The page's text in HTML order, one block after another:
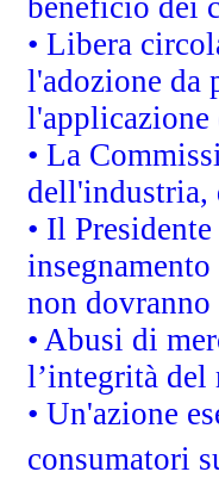
• Libera
l'adozione da
• La
dell'industria,
• Il
non dovranno
• Abusi di
l’integrità del
• Un'azione
consumatori